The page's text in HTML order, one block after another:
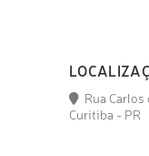
Rua Carlos
Curitiba - PR